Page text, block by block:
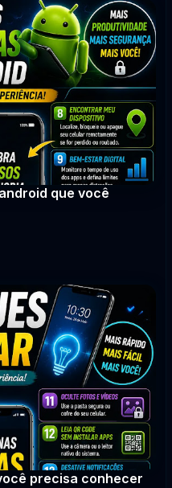
que você
precisa conhecer